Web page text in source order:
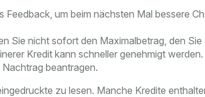
Feedback, um beim nächsten Mal bessere
Sie nicht sofort den Maximalbetrag, den
Kredit kann schneller genehmigt
beantragen.
zu lesen. Manche Kredite